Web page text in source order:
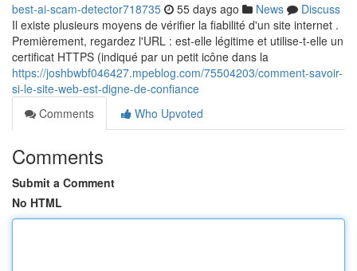
best-ai-scam-detector718735 55 days ago News
Discuss
Il existe plusieurs moyens de vérifier la fiabilité d'un site internet .
Premièrement, regardez l'URL : est-elle légitime et utilise-t-elle un
certificat HTTPS (indiqué par un petit icône dans la
https://joshbwbf046427.mpeblog.com/75504203/comment-savoir-
si-le-site-web-est-digne-de-confiance
Comments
Who Upvoted
Comments
Submit a Comment
No HTML